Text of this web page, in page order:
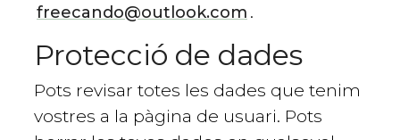
freecando@outlook.com .
Protecció de dades
Pots revisar totes les dades que tenim
vostres a la pàgina de usuari. Pots